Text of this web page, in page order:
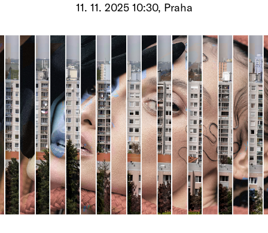
edu
Vše o ČT
11. 11. 2025 10:30, Praha